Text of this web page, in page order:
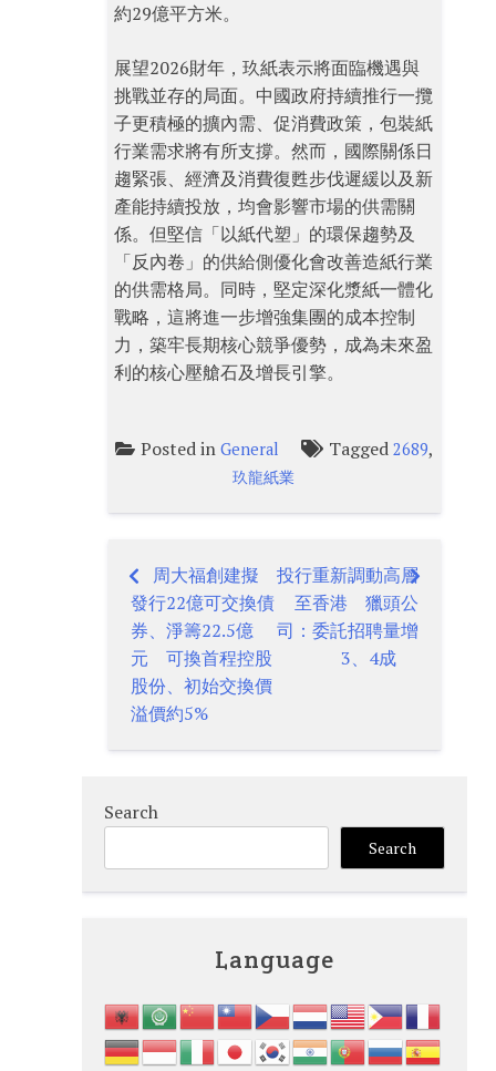
約29億平方米。
展望2026財年，玖紙表示將面臨機遇與
挑戰並存的局面。中國政府持續推行一攬
子更積極的擴內需、促消費政策，包裝紙
行業需求將有所支撐。然而，國際關係日
趨緊張、經濟及消費復甦步伐遲緩以及新
產能持續投放，均會影響市場的供需關
係。但堅信「以紙代塑」的環保趨勢及
「反內卷」的供給側優化會改善造紙行業
的供需格局。同時，堅定深化漿紙一體化
戰略，這將進一步增強集團的成本控制
力，築牢長期核心競爭優勢，成為未來盈
利的核心壓艙石及增長引擎。
Posted inGeneral Tagged2689,
玖龍紙業
Post
navigation
周大福創建擬
發行22億可交換債
券、淨籌22.5億
元 可換首程控股
股份、初始交換價
溢價約5%
投行重新調動高層
至香港 獵頭公
司：委託招聘量增
3、4成
Search
Search
Language